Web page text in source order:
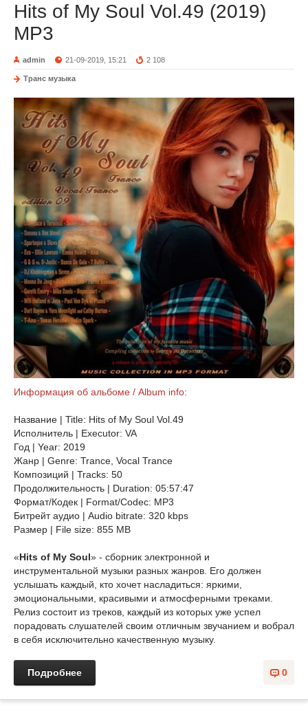
Hits of My Soul Vol.49 (2019)
MP3
admin 21-09-2019, 15:21 2 108
Транс музыка
Информация об альбоме / Album info:
Название | Title: Hits of My Soul Vol.49
Исполнитель | Executor: VA
Год | Year: 2019
Жанр | Genre: Trance, Vocal Trance
Композиций | Tracks: 50
Продолжительность | Duration: 05:57:47
Формат/Кодек | Format/Codec: MP3
Битрейт аудио | Audio bitrate: 320 kbps
Размер | File size: 855 MB
«Hits of My Soul» - сборник электронной и
инструментальной музыки разных жанров. Его должен
услышать каждый, кто хочет насладиться: яркими,
эмоциональными, красивыми и атмосферными треками.
Релиз состоит из треков, каждый из которых уже успел
порадовать слушателей своим отличным звучанием и вобрал
в себя исключительно качественную музыку.
0
Подробнее